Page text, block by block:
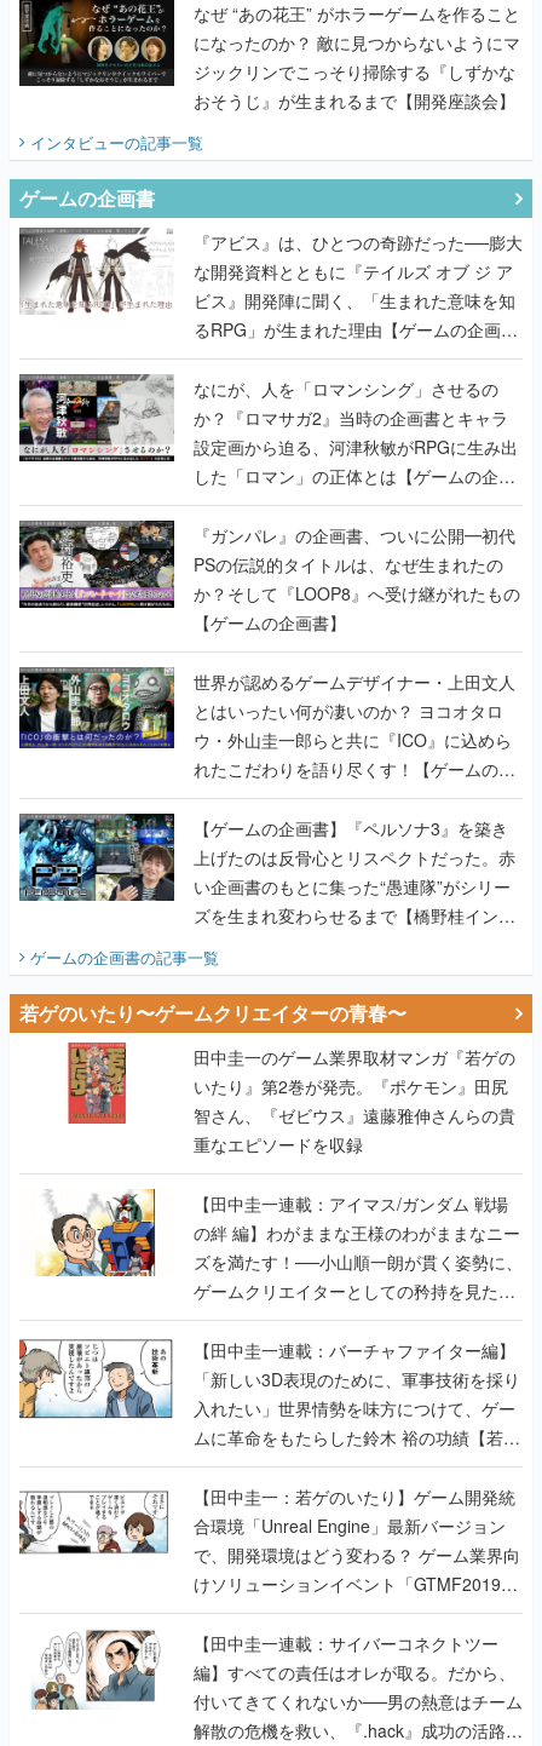
なぜ “あの花王” がホラーゲームを作ること
になったのか？ 敵に見つからないようにマ
ジックリンでこっそり掃除する『しずかな
おそうじ』が生まれるまで【開発座談会】
インタビューの記事一覧
ゲームの企画書
『アビス』は、ひとつの奇跡だった──膨大
な開発資料とともに『テイルズ オブ ジ ア
ビス』開発陣に聞く、「生まれた意味を知
るRPG」が生まれた理由【ゲームの企画
書】
なにが、人を「ロマンシング」させるの
か？『ロマサガ2』当時の企画書とキャラ
設定画から迫る、河津秋敏がRPGに生み出
した「ロマン」の正体とは【ゲームの企画
書】
『ガンパレ』の企画書、ついに公開━初代
PSの伝説的タイトルは、なぜ生まれたの
か？そして『LOOP8』へ受け継がれたもの
【ゲームの企画書】
世界が認めるゲームデザイナー・上田文人
とはいったい何が凄いのか？ ヨコオタロ
ウ・外山圭一郎らと共に『ICO』に込めら
れたこだわりを語り尽くす！【ゲームの企
画書】
【ゲームの企画書】『ペルソナ3』を築き
上げたのは反骨心とリスペクトだった。赤
い企画書のもとに集った“愚連隊”がシリー
ズを生まれ変わらせるまで【橋野桂インタ
ビュー】
ゲームの企画書の記事一覧
若ゲのいたり〜ゲームクリエイターの青春〜
田中圭一のゲーム業界取材マンガ『若ゲの
いたり』第2巻が発売。『ポケモン』田尻
智さん、『ゼビウス』遠藤雅伸さんらの貴
重なエピソードを収録
【田中圭一連載：アイマス/ガンダム 戦場
の絆 編】わがままな王様のわがままなニー
ズを満たす！──小山順一朗が貫く姿勢に、
ゲームクリエイターとしての矜持を見た
【若ゲのいたり最終回】
【田中圭一連載：バーチャファイター編】
「新しい3D表現のために、軍事技術を採り
入れたい」世界情勢を味方につけて、ゲー
ムに革命をもたらした鈴木 裕の功績【若ゲ
のいたり】
【田中圭一：若ゲのいたり】ゲーム開発統
合環境「Unreal Engine」最新バージョン
で、開発環境はどう変わる？ ゲーム業界向
けソリューションイベント「GTMF2019」
に行って、より理解を深めよう【PR】
【田中圭一連載：サイバーコネクトツー
編】すべての責任はオレが取る。だから、
付いてきてくれないか──男の熱意はチーム
解散の危機を救い、『.hack』成功の活路を